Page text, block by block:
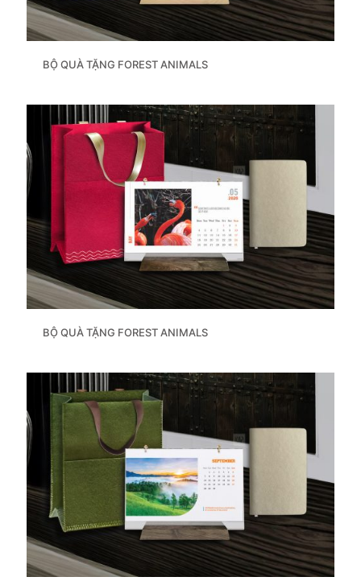
BỘ QUÀ TẶNG FOREST ANIMALS
BỘ QUÀ TẶNG FOREST ANIMALS